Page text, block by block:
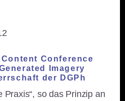
Conference
Imagery
der DGPh
Praxis“, so das Prinzip an